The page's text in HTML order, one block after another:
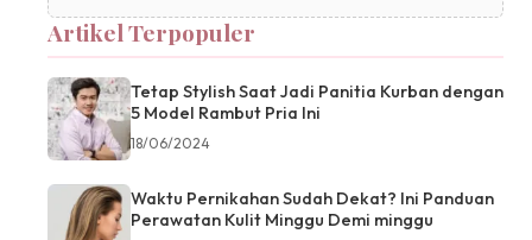
Artikel Terpopuler
Tetap Stylish Saat Jadi Panitia Kurban dengan
5 Model Rambut Pria Ini
18/06/2024
Waktu Pernikahan Sudah Dekat? Ini Panduan
Perawatan Kulit Minggu Demi minggu